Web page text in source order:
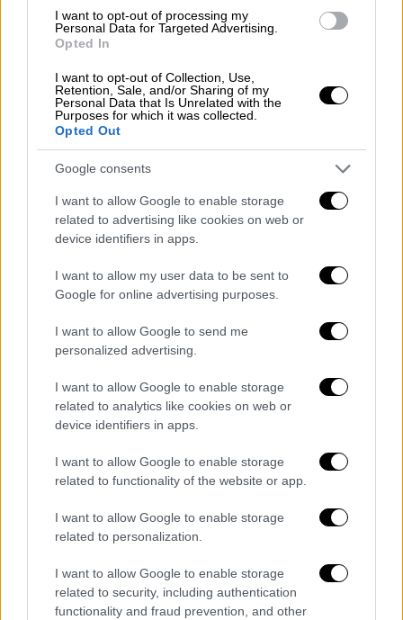
I want to opt-out of processing my
Personal Data for Targeted Advertising.
Opted In
I want to opt-out of Collection, Use,
Retention, Sale, and/or Sharing of my
Personal Data that Is Unrelated with the
Purposes for which it was collected.
Opted Out
Google consents
I want to allow Google to enable storage
related to advertising like cookies on web or
device identifiers in apps.
I want to allow my user data to be sent to
Google for online advertising purposes.
I want to allow Google to send me
personalized advertising.
I want to allow Google to enable storage
related to analytics like cookies on web or
device identifiers in apps.
I want to allow Google to enable storage
related to functionality of the website or app.
I want to allow Google to enable storage
related to personalization.
I want to allow Google to enable storage
related to security, including authentication
functionality and fraud prevention, and other
που ήταν κρυπτογραφημένα και ανέρχονταν
σε πολλά τεραμπάιτ, σύμφωνα με την
ανακοίνωση.
Στη λίστα υπόπτων του FBI
ΤοFBI παρακολουθούσε τηδράση του
υπόπτου εδώ και 10 χρόνια
ταυτότητά του αποκαλύφθηκε τελικά χάρη
σε μια διεθνή επιχείρηση που συντονίστηκε
από τηνEuropol. Ηεκπρόσωπος της
αστυνομίας Κριστίνα Ζελίνκοβα
διευκρίνισε
ότι ο ύποπτος συνελήφθη τον Φεβρουάριο,
καταδικαστεί, μπορεί να του επιβληθεί
ποινή κάθειρξης 8 ετών.
Νωρίτερα σήμερα οι γερμανικές αρχές
ανέφεραν ότισυνελήφθησαν έξι άτομα, μέλη
πλατφόρμα στο Darknet με εκατομμύρια
εικόνες παιδικής πορνογραφίας και
εκατοντάδες χιλιάδες χρήστες.Οι ύποπτοι
όλοι τους Γερμανοί, ηλικίας από 43 έως
Όταν ρωτήθηκε για το θέμα αυτό, η
Ζελίνκοβα δε συνέδεσε τις δύο υποθέσεις
μεταξύ τους.